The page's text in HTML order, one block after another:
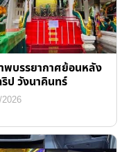
พบรรยากาศย้อนหลัง
ป วังนาคินทร์